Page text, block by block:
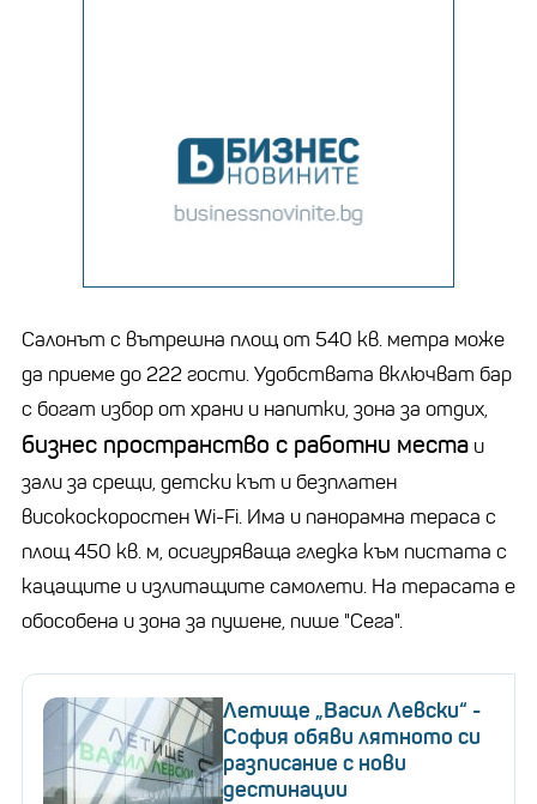
Салонът с вътрешна площ от 540 кв. метра може
да приеме до 222 гости. Удобствата включват бар
с богат избор от храни и напитки, зона за отдих,
бизнес пространство с работни места и
зали за срещи, детски кът и безплатен
високоскоростен Wi-Fi. Има и панорамна тераса с
площ 450 кв. м, осигуряваща гледка към пистата с
кацащите и излитащите самолети. На терасата е
обособена и зона за пушене, пише "Сега".
Летище „Васил Левски“ -
София обяви лятното си
разписание с нови
дестинации